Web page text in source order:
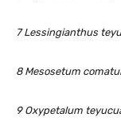
7 Lessingianthus
8 Mesosetum
9 Oxypetalum